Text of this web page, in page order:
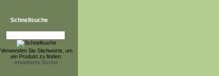
Schnellsuche
Verwenden Sie Stichworte, um
ein Produkt zu finden.
erweiterte Suche